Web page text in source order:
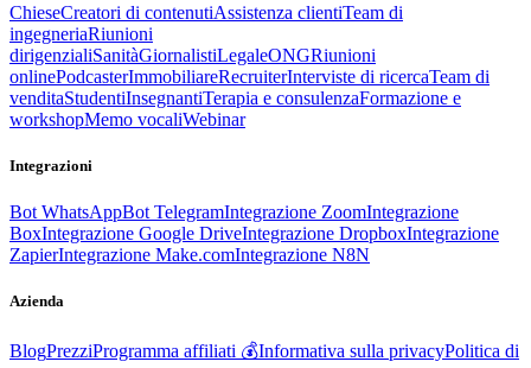
ChieseCreatori di contenutiAssistenza clientiTeam di
ingegneriaRiunioni
dirigenzialiSanitàGiornalistiLegaleONGRiunioni
onlinePodcasterImmobiliareRecruiterInterviste di ricercaTeam di
venditaStudentiInsegnantiTerapia e consulenzaFormazione e
workshopMemo vocaliWebinar
Integrazioni
Bot WhatsAppBot TelegramIntegrazione ZoomIntegrazione
BoxIntegrazione Google DriveIntegrazione DropboxIntegrazione
ZapierIntegrazione Make.comIntegrazione N8N
Azienda
BlogPrezziProgramma affiliati 💰Informativa sulla privacyPolitica di